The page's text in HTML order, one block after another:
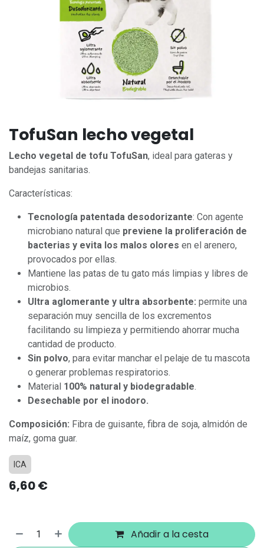
TofuSan lecho vegetal
Lecho vegetal de tofu TofuSan, ideal para gateras y
bandejas sanitarias.
Características:
Tecnología patentada desodorizante: Con agente
microbiano natural que previene la proliferación de
bacterias y evita los malos olores en el arenero,
provocados por ellas.
Mantiene las patas de tu gato más limpias y libres de
microbios.
Ultra aglomerante y ultra absorbente: permite una
separación muy sencilla de los excrementos
facilitando su limpieza y permitiendo ahorrar mucha
cantidad de producto.
Sin polvo, para evitar manchar el pelaje de tu mascota
o generar problemas respiratorios.
Material 100% natural y biodegradable.
Desechable por el inodoro.
Composición: Fibra de guisante, fibra de soja, almidón de
maíz, goma guar.
ICA
6,60€
Añadir a la cesta